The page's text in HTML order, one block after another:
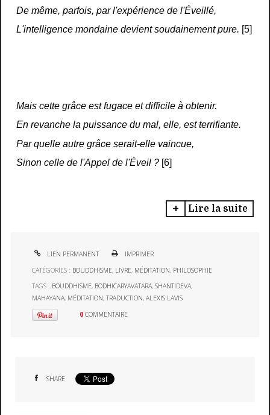
De même, parfois, par l'expérience de l'Éveillé,
L'intelligence mondaine devient soudainement pure. [5]
Mais cette grâce est fugace et difficile à obtenir.
En revanche la puissance du mal, elle, est terrifiante.
Par quelle autre grâce serait-elle vaincue,
Sinon celle de l'Appel de l'Éveil ? [6]
Lire la suite
LIEN PERMANENT
IMPRIMER
CATÉGORIES : BOUDDHISME, LIVRE, MÉDITATION, PHILOSOPHIE
TAGS : BOUDDHISME, BODHICARYAVATARA,SHANTIDEVA,
MAHAYANA, MÉDITATION,TRADUCTION,ALEXIS LAVIS
0 COMMENTAIRE
SHARE